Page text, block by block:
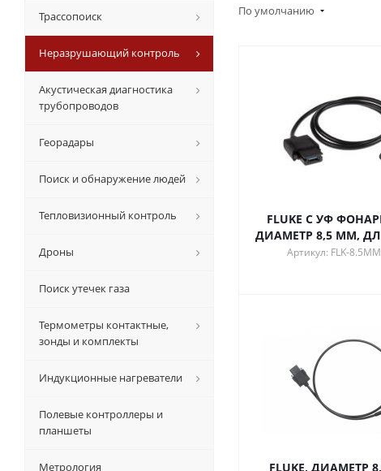
По умолчанию
FLUKE С УФ
ДИАМЕТР 8,5 ММ,
Артикул: FLK-
FLUKE, ДИАМЕТР
Трассопоиск
Неразрушающий контроль
Акустическая диагностика
трубопроводов
Георадары
Поиск и обнаружение людей
Тепловизионный контроль
Дроны
Поиск утечек газа
Термометры контактные,
зонды и комплекты
Индукционные нагреватели
Полевые контроллеры и
планшеты
Метрология